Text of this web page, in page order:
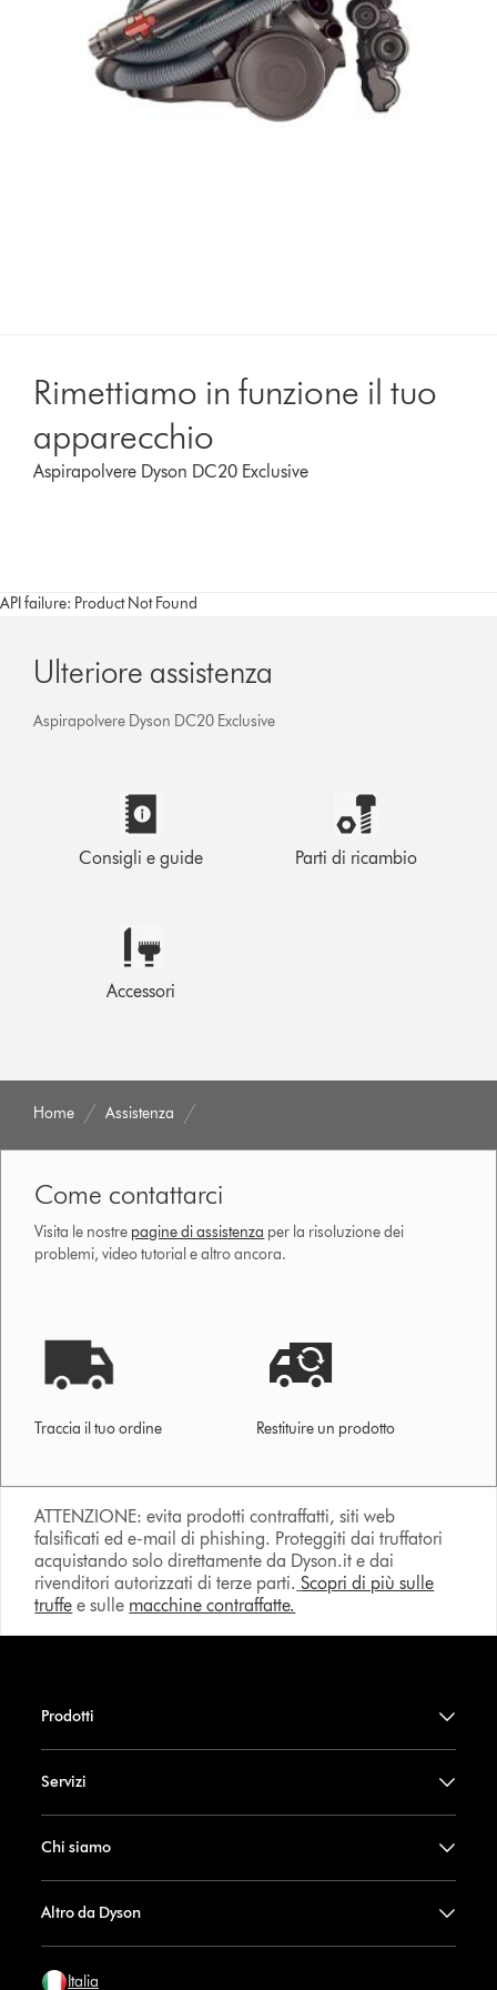
Rimettiamo in funzione il tuo
apparecchio
Aspirapolvere Dyson DC20 Exclusive
API failure: Product Not Found
Ulteriore assistenza
Aspirapolvere Dyson DC20 Exclusive
Consigli e guide Parti di ricambio
Accessori
Home Assistenza
Come contattarci
Visita le nostre pagine di assistenza per la risoluzione dei
problemi, video tutorial e altro ancora.
Traccia il tuo ordine Restituire un prodotto
ATTENZIONE: evita prodotti contraffatti, siti web
falsificati ed e-mail di phishing. Proteggiti dai truffatori
acquistando solo direttamente da Dyson.it e dai
rivenditori autorizzati di terze parti. Scopri di più sulle
truffe e sulle macchine contraffatte.
Prodotti
Servizi
Chi siamo
Altro da Dyson
Italia